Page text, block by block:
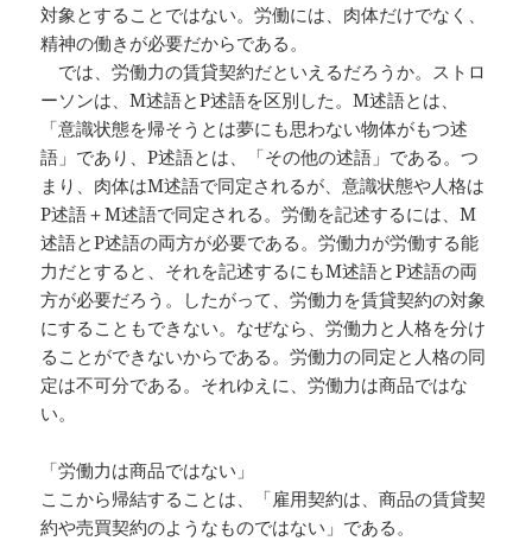
対象とすることではない。労働には、肉体だけでなく、
精神の働きが必要だからである。
では、労働力の賃貸契約だといえるだろうか。ストロ
ーソンは、M述語とP述語を区別した。M述語とは、
「意識状態を帰そうとは夢にも思わない物体がもつ述
語」であり、P述語とは、「その他の述語」である。つ
まり、肉体はM述語で同定されるが、意識状態や人格は
P述語＋M述語で同定される。労働を記述するには、M
述語とP述語の両方が必要である。労働力が労働する能
力だとすると、それを記述するにもM述語とP述語の両
方が必要だろう。したがって、労働力を賃貸契約の対象
にすることもできない。なぜなら、労働力と人格を分け
ることができないからである。労働力の同定と人格の同
定は不可分である。それゆえに、労働力は商品ではな
い。
「労働力は商品ではない」
ここから帰結することは、「雇用契約は、商品の賃貸契
約や売買契約のようなものではない」である。